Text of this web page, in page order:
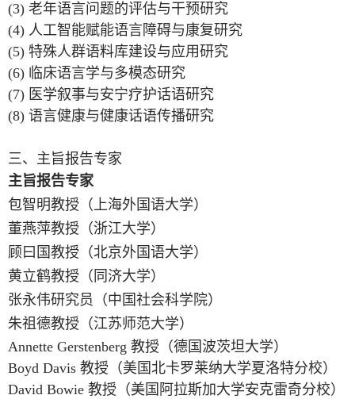
(3) 老年语言问题的评估与干预研究
(4) 人工智能赋能语言障碍与康复研究
(5) 特殊人群语料库建设与应用研究
(6) 临床语言学与多模态研究
(7) 医学叙事与安宁疗护话语研究
(8) 语言健康与健康话语传播研究
三、 主旨报告专家
主旨报告专家
包智明教授（上海外国语大学）
董燕萍教授（浙江大学）
顾曰国教授（北京外国语大学）
黄立鹤教授（同济大学）
张永伟研究员（中国社会科学院）
朱祖德教授（江苏师范大学）
Annette Gerstenberg 教授（德国波茨坦大学）
Boyd Davis 教授（美国北卡罗莱纳大学夏洛特分校）
David Bowie 教授（美国阿拉斯加大学安克雷奇分校）